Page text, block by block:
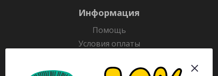
Информация
Помощь
Условия оплаты
Гарантия на товар